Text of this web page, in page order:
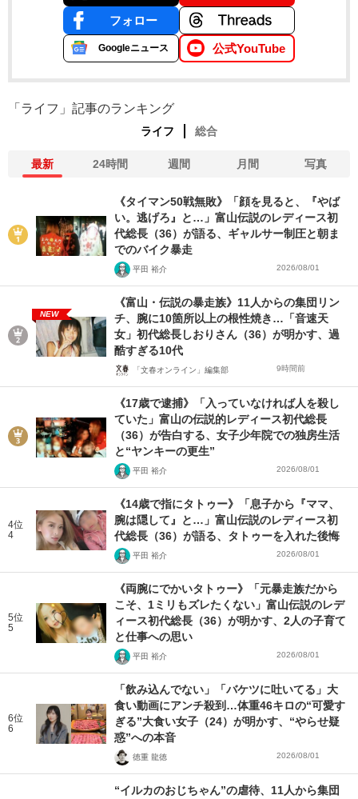
フォロー
Googleニュース 公式YouTube
「ライフ」記事のランキング
ライフ 総合
最新 24時間 週間 月間 写真
《タイマン50戦無敗》「顔を見ると、『やば
い。逃げろ』と…」富山伝説のレディース初
代総長（36）が語る、ギャルサー制圧と朝ま
でのバイク暴走
平田 裕介 2026/08/01
NEW
《富山・伝説の暴走族》11人からの集団リン
チ、腕に10箇所以上の根性焼き…「音速天
女」初代総長しおりさん（36）が明かす、過
酷すぎる10代
「文春オンライン」編集部 9時間前
《17歳で逮捕》「入っていなければ人を殺し
ていた」富山の伝説的レディース初代総長
（36）が告白する、女子少年院での独房生活
と“ヤンキーの更生”
平田 裕介 2026/08/01
4位
4
《14歳で指にタトゥー》「息子から『ママ、
腕は隠して』と…」富山伝説のレディース初
代総長（36）が語る、タトゥーを入れた後悔
平田 裕介 2026/08/01
5位
5
《両腕にでかいタトゥー》「元暴走族だから
こそ、1ミリもズレたくない」富山伝説のレデ
ィース初代総長（36）が明かす、2人の子育て
と仕事への思い
平田 裕介 2026/08/01
6位
6
「飲み込んでない」「バケツに吐いてる」大
食い動画にアンチ殺到…体重46キロの“可愛す
ぎる”大食い女子（24）が明かす、“やらせ疑
惑”への本音
徳重 龍徳 2026/08/01
“イルカのおじちゃん”の虐待、11人から集団